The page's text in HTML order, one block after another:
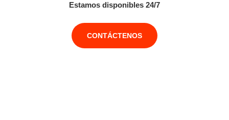
Estamos disponibles 24/7
CONTÁCTENOS